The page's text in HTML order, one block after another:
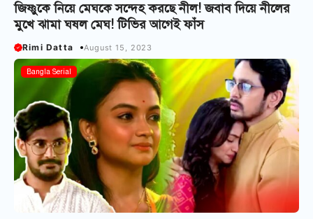
জিষ্ণুকে নিয়ে মেঘকে সন্দেহ করছে নীল! জবাব দিয়ে নীলের
মুখে ঝামা ঘষল মেঘ! টিভির আগেই ফাঁস
Rimi Datta August 15, 2023
Bangla Serial